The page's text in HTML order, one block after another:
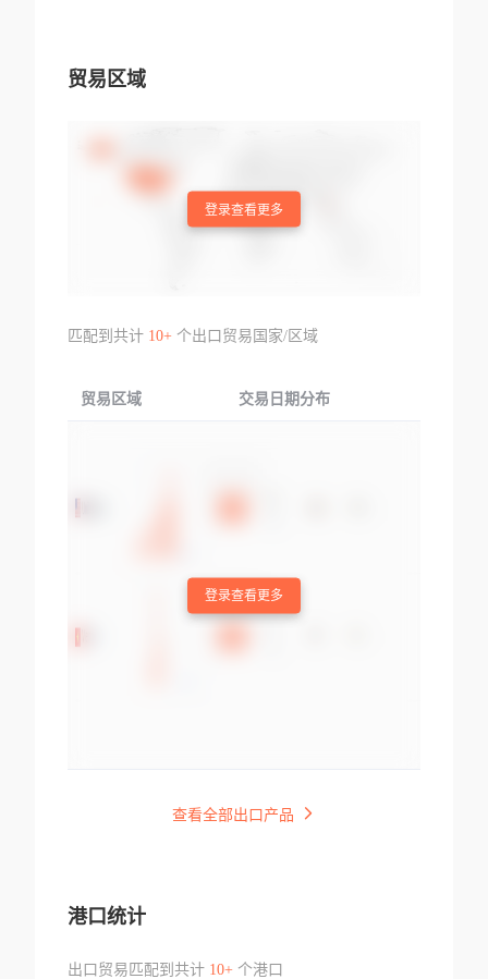
贸易区域
登录查看更多
匹配到共计 10+个出口贸易国家/区域
贸易区域 交易日期分布
登录查看更多
查看全部出口产品
港口统计
出口贸易匹配到共计 10+个港口